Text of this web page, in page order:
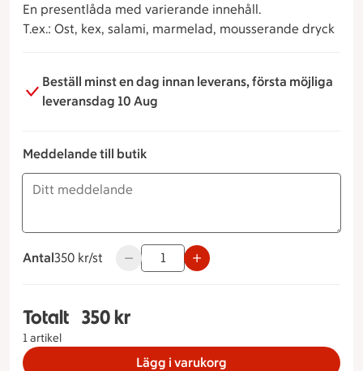
En presentlåda med varierande innehåll.
T.ex.: Ost, kex, salami, marmelad, mousserande dryck
Beställ minst en dag innan leverans, första möjliga
leveransdag 10 Aug
Meddelande till butik
Antal
350 kronor styck
350 kr/st Använd knapparna för att minska eller
Totalt
1 artikel
Totalt 1 stycken Rosa presentlåda, 350 kronor
350 kr
Lägg i varukorg